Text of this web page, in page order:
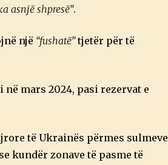
asnjë shpresë”.
një “fushatë”tjetër për të
mars 2024, pasi rezervat e
të Ukrainës përmes sulmeve
kundër zonave të pasme të